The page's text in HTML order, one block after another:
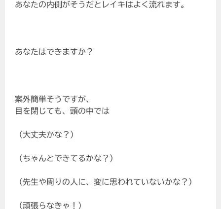
あなたの内側がそうだとレイキはよく流れます。
あなたはできますか？
案外簡単そうですが、
目を閉じても、頭の中では
（大丈夫かな？）
（ちゃんとできてるかな？）
（先生や周りの人に、変に思われていないかな？）
（頑張らなきゃ！）